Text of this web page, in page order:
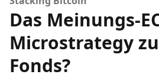
Das Meinungs-
Microstrategy
Fonds?